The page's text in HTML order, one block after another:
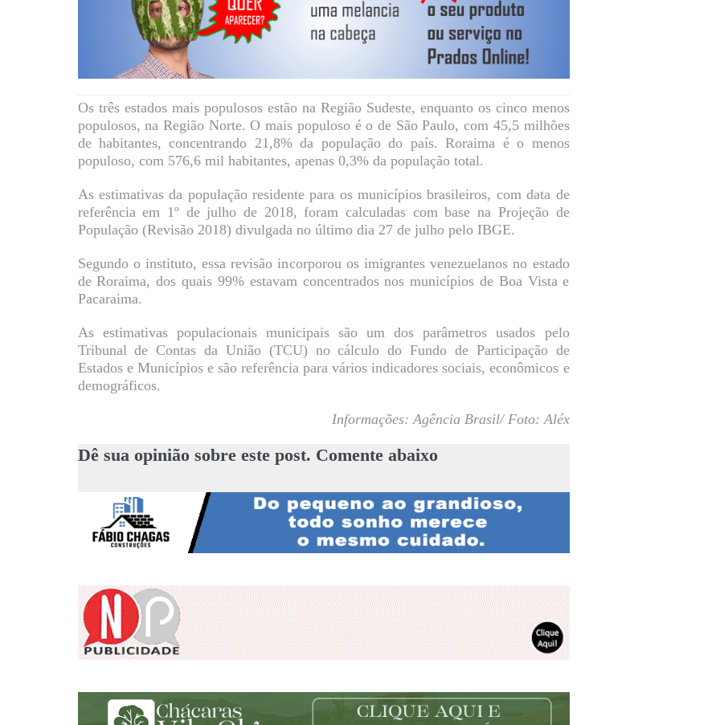
Os três estados mais populosos estão na Região Sudeste, enquanto os cinco menos
populosos, na Região Norte. O mais populoso é o de São Paulo, com 45,5 milhões
de habitantes, concentrando 21,8% da população do país. Roraima é o menos
populoso, com 576,6 mil habitantes, apenas 0,3% da população total.
As estimativas da população residente para os municípios brasileiros, com data de
referência em 1º de julho de 2018, foram calculadas com base na Projeção de
População (Revisão 2018) divulgada no último dia 27 de julho pelo IBGE.
Segundo o instituto, essa revisão incorporou os imigrantes venezuelanos no estado
de Roraima, dos quais 99% estavam concentrados nos municípios de Boa Vista e
Pacaraima.
As estimativas populacionais municipais são um dos parâmetros usados pelo
Tribunal de Contas da União (TCU) no cálculo do Fundo de Participação de
Estados e Municípios e são referência para vários indicadores sociais, econômicos e
demográficos.
Informações: Agência Brasil/ Foto: Aléx
Dê sua opinião sobre este post. Comente abaixo